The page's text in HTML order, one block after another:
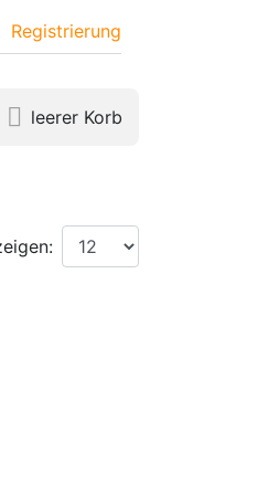
Registrierung
leerer Korb